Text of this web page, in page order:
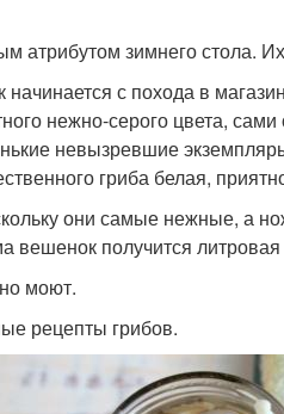
атрибутом зимнего стола.
начинается с похода в
нежно-серого цвета,
невызревшие
гриба белая,
они самые нежные, а
вешенок получится
моют.
рецепты грибов.